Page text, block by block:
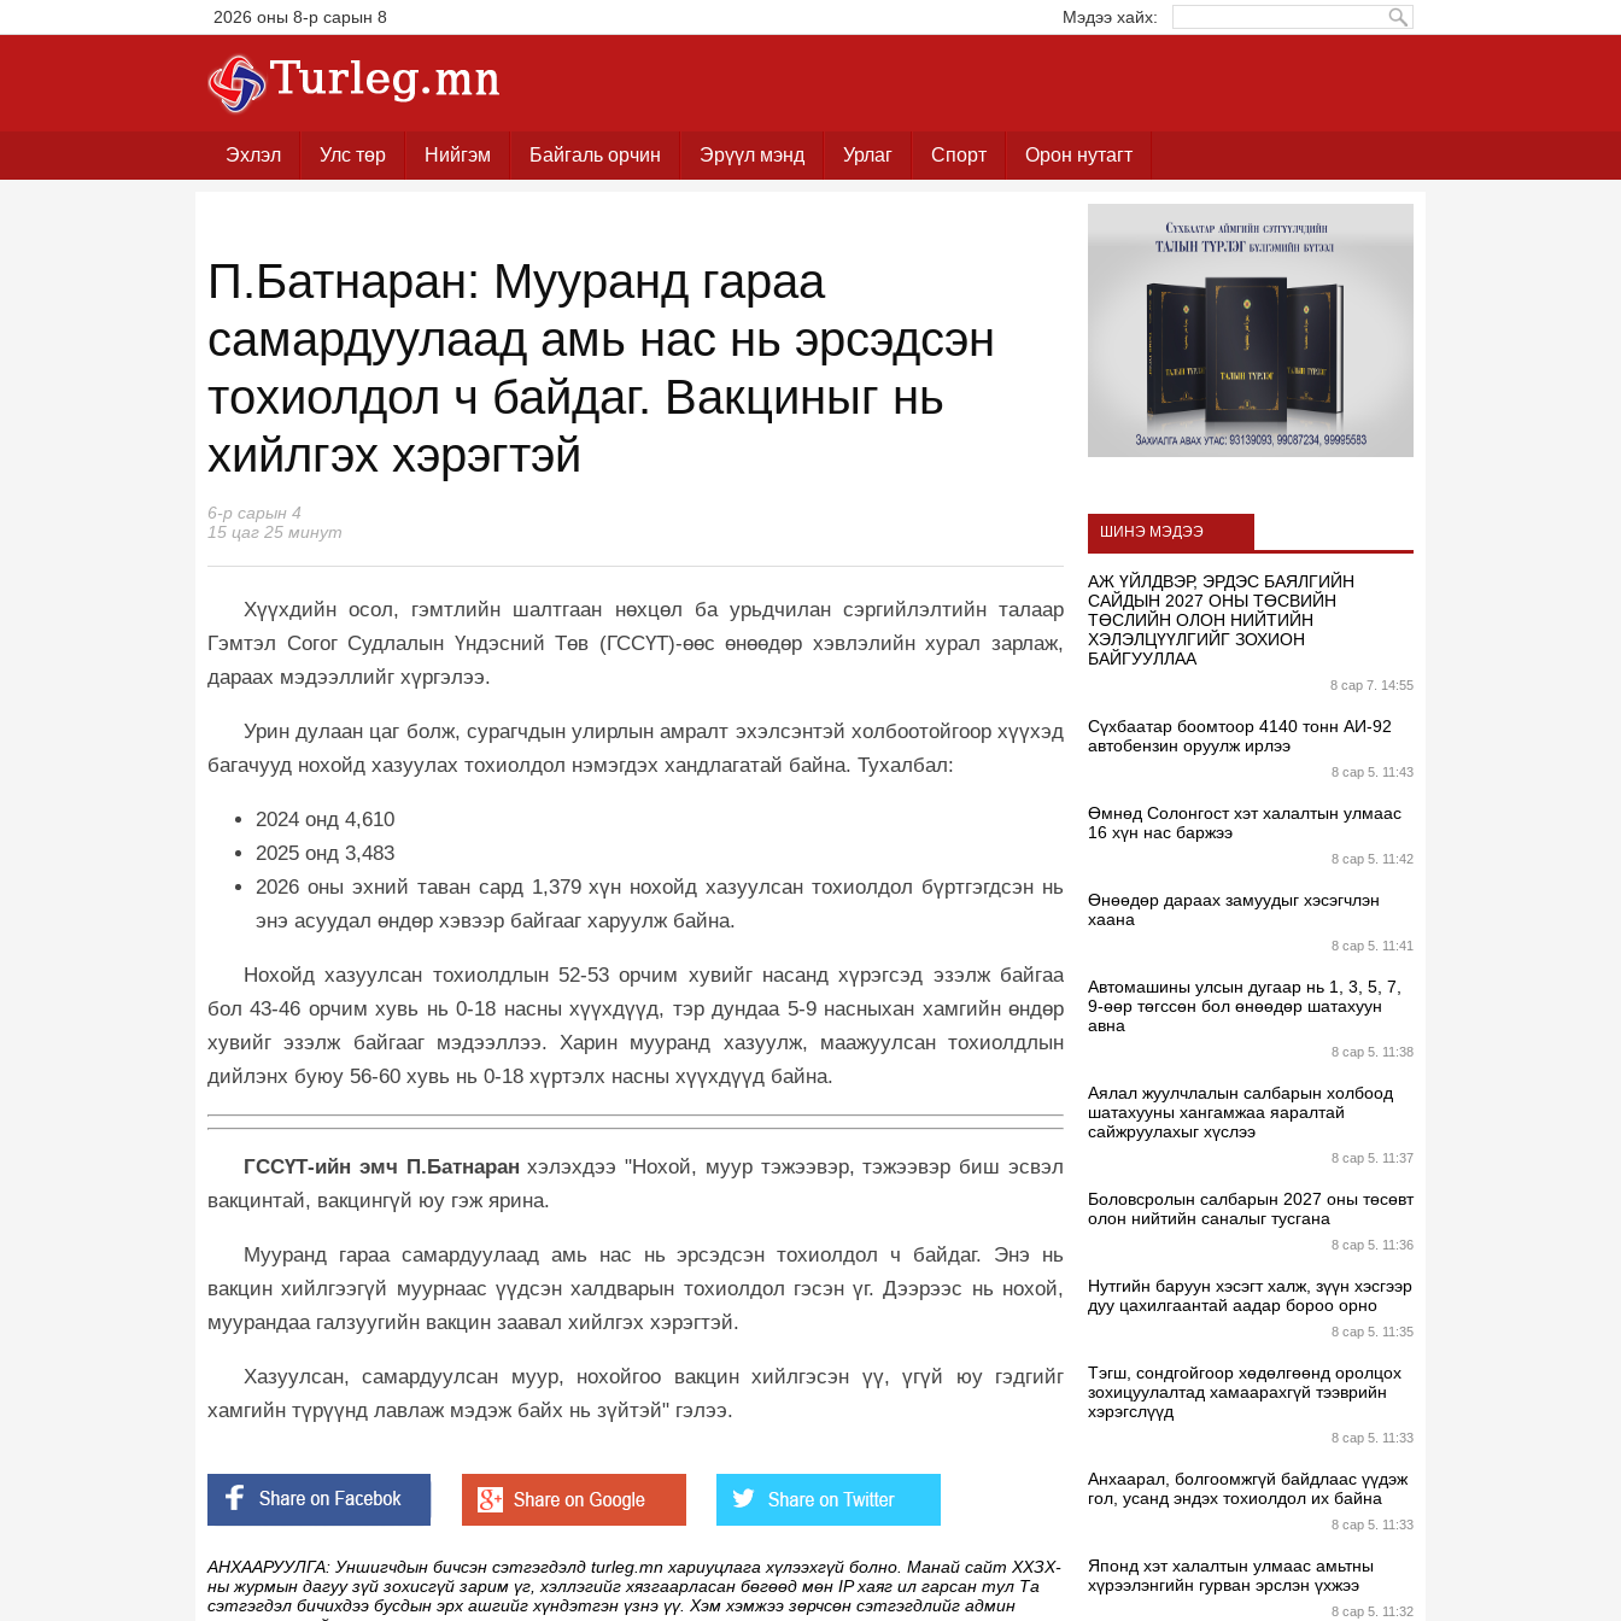
Мэдээ хайх:
2026 оны 8-р сарын 8
Эхлэл Улс төр Нийгэм Байгаль орчин Эрүүл мэнд Урлаг Спорт Орон нутагт
П.Батнаран: Мууранд гараа
самардуулаад амь нас нь эрсэдсэн
тохиолдол ч байдаг. Вакциныг нь
хийлгэх хэрэгтэй
6-р сарын 4
15 цаг 25 минут
Хүүхдийн осол, гэмтлийн шалтгаан нөхцөл ба урьдчилан сэргийлэлтийн талаар
Гэмтэл Согог Судлалын Үндэсний Төв (ГССҮТ)-өөс өнөөдөр хэвлэлийн хурал зарлаж,
дараах мэдээллийг хүргэлээ.
Урин дулаан цаг болж, сурагчдын улирлын амралт эхэлсэнтэй холбоотойгоор хүүхэд
багачууд нохойд хазуулах тохиолдол нэмэгдэх хандлагатай байна. Тухалбал:
2024 онд 4,610
2025 онд 3,483
2026 оны эхний таван сард 1,379 хүн нохойд хазуулсан тохиолдол бүртгэгдсэн нь
энэ асуудал өндөр хэвээр байгааг харуулж байна.
Нохойд хазуулсан тохиолдлын 52-53 орчим хувийг насанд хүрэгсэд эзэлж байгаа
бол 43-46 орчим хувь нь 0-18 насны хүүхдүүд, тэр дундаа 5-9 насныхан хамгийн өндөр
хувийг эзэлж байгааг мэдээллээ. Харин мууранд хазуулж, маажуулсан тохиолдлын
дийлэнх буюу 56-60 хувь нь 0-18 хүртэлх насны хүүхдүүд байна.
ГССҮТ-ийн эмч П.Батнаран хэлэхдээ "Нохой, муур тэжээвэр, тэжээвэр биш эсвэл
вакцинтай, вакцингүй юу гэж ярина.
Мууранд гараа самардуулаад амь нас нь эрсэдсэн тохиолдол ч байдаг. Энэ нь
вакцин хийлгээгүй муурнаас үүдсэн халдварын тохиолдол гэсэн үг. Дээрээс нь нохой,
муурандаа галзуугийн вакцин заавал хийлгэх хэрэгтэй.
Хазуулсан, самардуулсан муур, нохойгоо вакцин хийлгэсэн үү, үгүй юу гэдгийг
хамгийн түрүүнд лавлаж мэдэж байх нь зүйтэй" гэлээ.
АНХААРУУЛГА: Уншигчдын бичсэн сэтгэгдэлд turleg.mn хариуцлага хүлээхгүй болно. Манай сайт ХХЗХ-
ны журмын дагуу зүй зохисгүй зарим үг, хэллэгийг хязгаарласан бөгөөд мөн IP хаяг ил гарсан тул Та
сэтгэгдэл бичихдээ бусдын эрх ашгийг хүндэтгэн үзнэ үү. Хэм хэмжээ зөрчсөн сэтгэгдлийг админ
ШИНЭ МЭДЭЭ
АЖ ҮЙЛДВЭР, ЭРДЭС БАЯЛГИЙН
САЙДЫН 2027 ОНЫ ТӨСВИЙН
ТӨСЛИЙН ОЛОН НИЙТИЙН
ХЭЛЭЛЦҮҮЛГИЙГ ЗОХИОН
БАЙГУУЛЛАА
8 сар 7. 14:55
Сүхбаатар боомтоор 4140 тонн АИ-92
автобензин оруулж ирлээ
8 сар 5. 11:43
Өмнөд Солонгост хэт халалтын улмаас
16 хүн нас баржээ
8 сар 5. 11:42
Өнөөдөр дараах замуудыг хэсэгчлэн
хаана
8 сар 5. 11:41
Автомашины улсын дугаар нь 1, 3, 5, 7,
9-өөр төгссөн бол өнөөдөр шатахуун
авна
8 сар 5. 11:38
Аялал жуулчлалын салбарын холбоод
шатахууны хангамжаа яаралтай
сайжруулахыг хүслээ
8 сар 5. 11:37
Боловсролын салбарын 2027 оны төсөвт
олон нийтийн саналыг тусгана
8 сар 5. 11:36
Нутгийн баруун хэсэгт халж, зүүн хэсгээр
дуу цахилгаантай аадар бороо орно
8 сар 5. 11:35
Тэгш, сондгойгоор хөдөлгөөнд оролцох
зохицуулалтад хамаарахгүй тээврийн
хэрэгслүүд
8 сар 5. 11:33
Анхаарал, болгоомжгүй байдлаас үүдэж
гол, усанд эндэх тохиолдол их байна
8 сар 5. 11:33
Японд хэт халалтын улмаас амьтны
хүрээлэнгийн гурван эрслэн үхжээ
8 сар 5. 11:32